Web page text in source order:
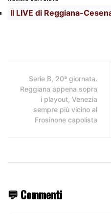
Il LIVE di Reggiana-
Serie B, 20ª giornata.
Reggiana appena sopra
i playout, Venezia
sempre più vicino al
Frosinone capolista
💬 Commenti